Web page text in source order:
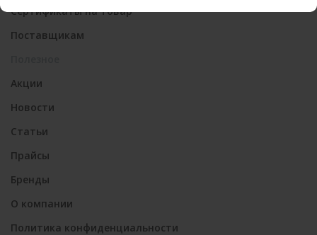
Сертификаты на товар
Поставщикам
Акции
Новости
Статьи
Прайсы
Бренды
О компании
Политика конфиденциальности